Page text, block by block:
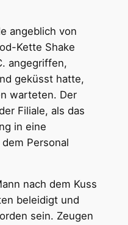
angeblich von
Kette Shake
angegriffen,
geküsst hatte,
warteten. Der
Filiale, als das
in eine
Personal
nach dem Kuss
beleidigt und
sein. Zeugen